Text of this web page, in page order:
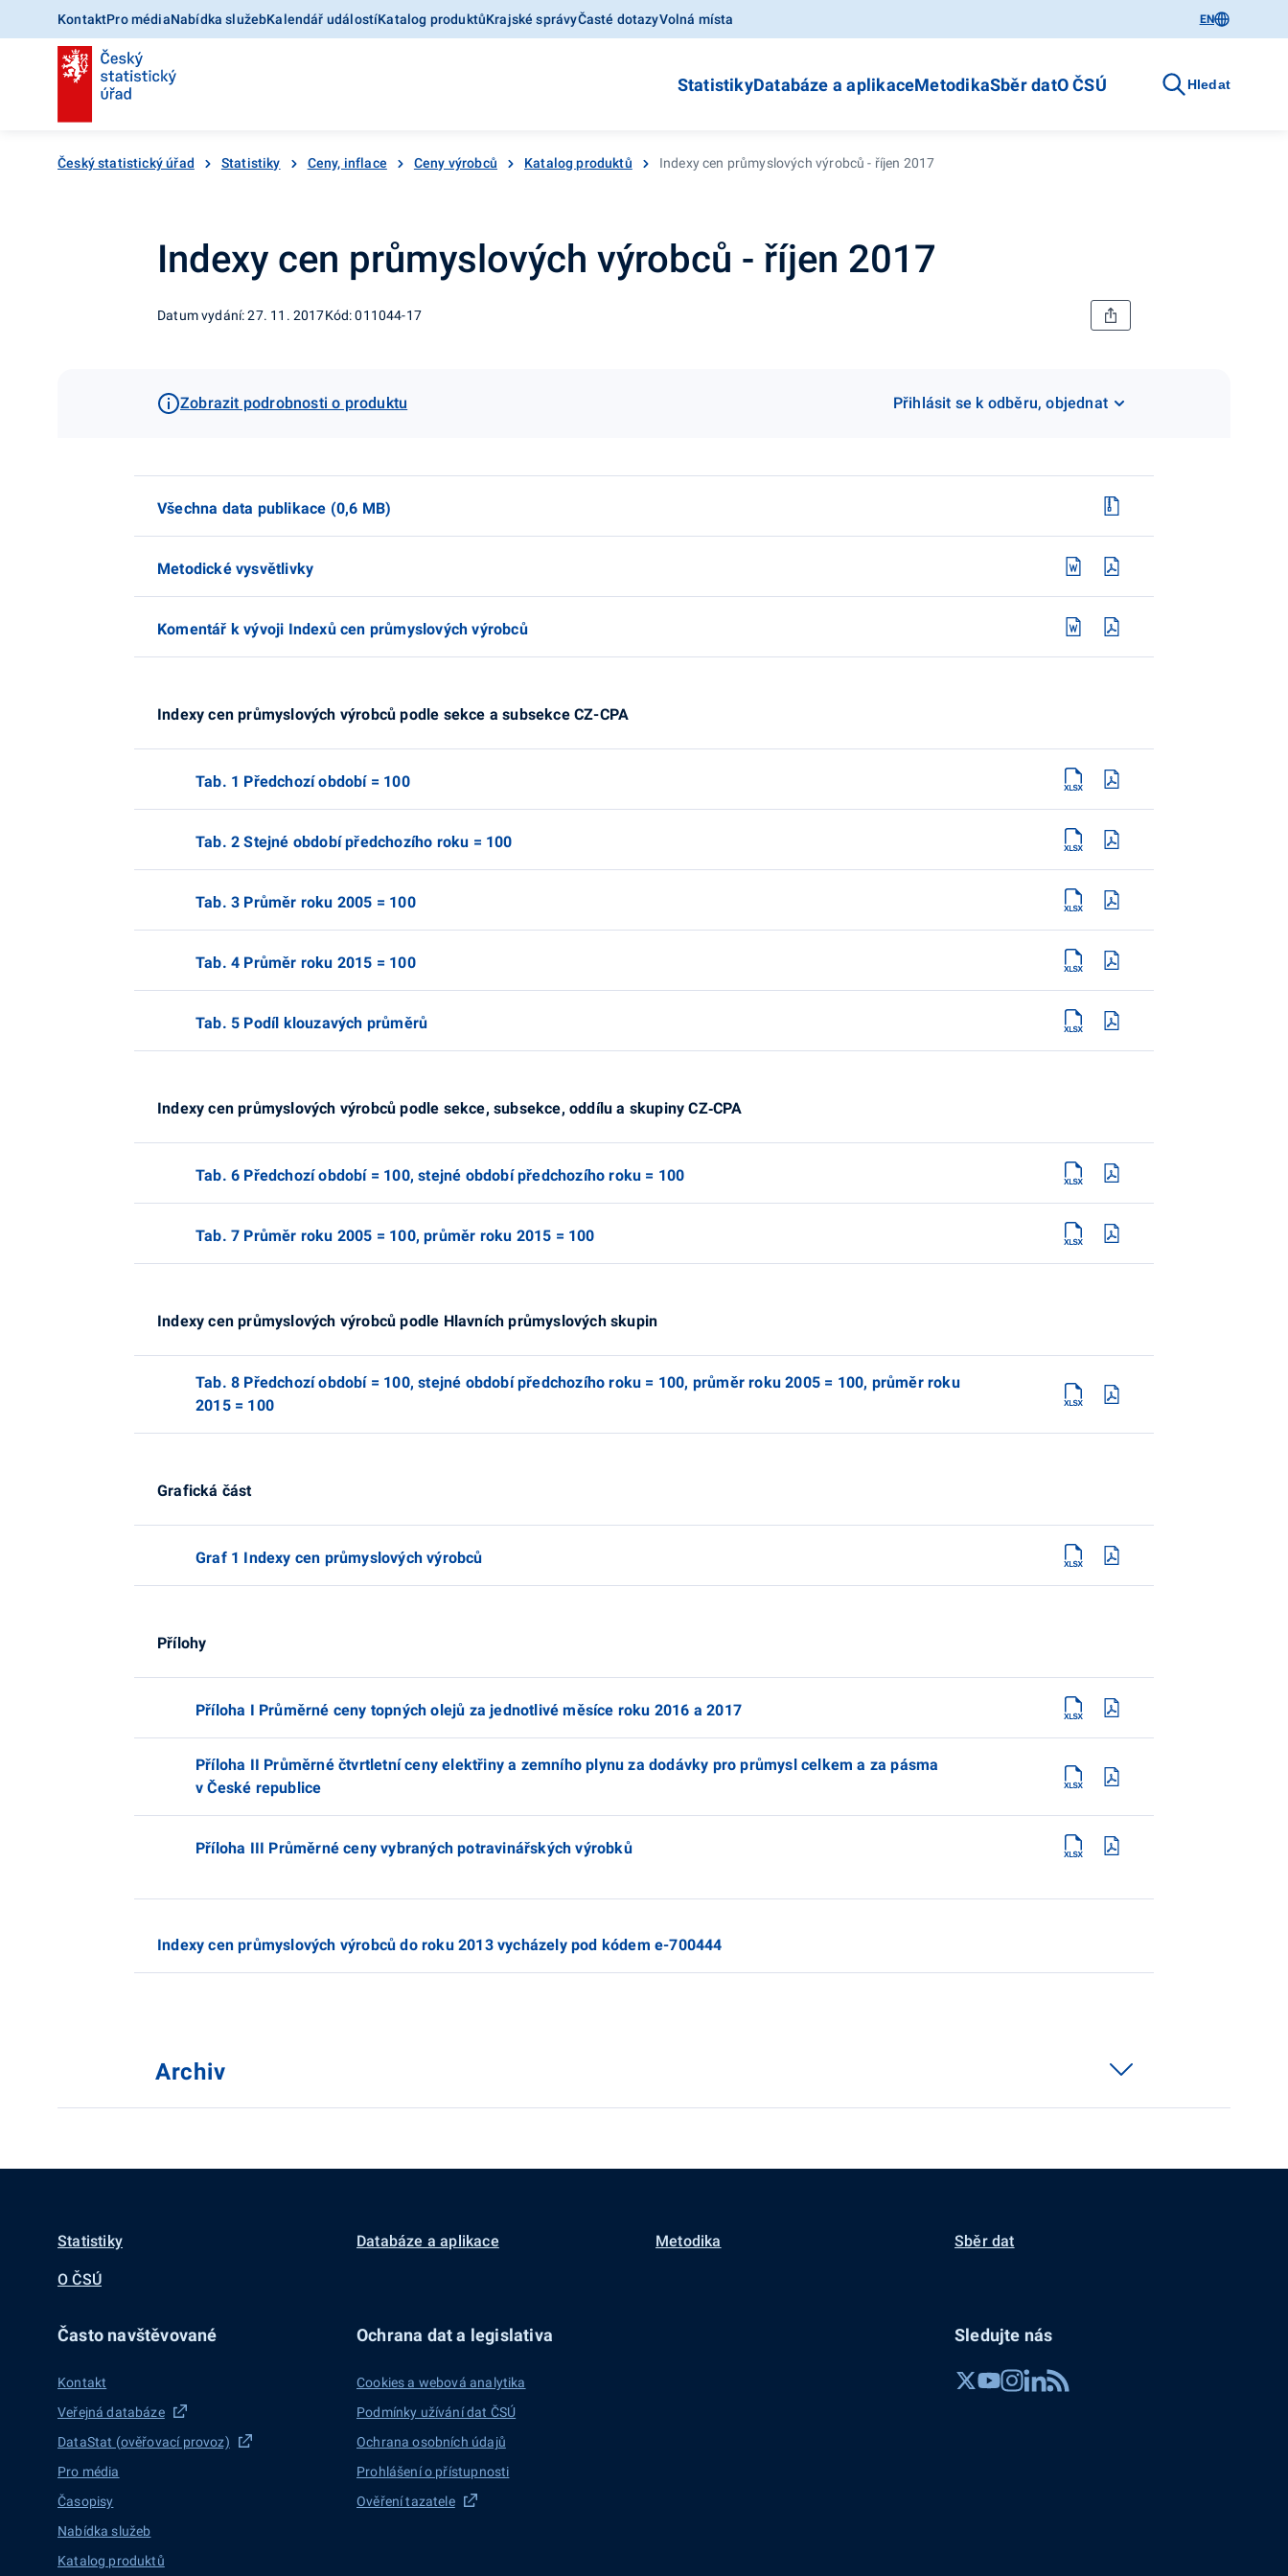
KontaktPro médiaNabídka služebKalendář událostíKatalog produktůKrajské správyČasté dotazyVolná místa EN
StatistikyDatabáze a aplikaceMetodikaSběr datO ČSÚ Hledat
Český statistický úřad Statistiky Ceny, inflace Ceny výrobců Katalog produktů Indexy cen průmyslových výrobců - říjen 2017
Indexy cen průmyslových výrobců - říjen 2017
Datum vydání: 27. 11. 2017Kód: 011044-17
Zobrazit podrobnosti o produktu Přihlásit se k odběru, objednat
Všechna data publikace (0,6 MB)
Metodické vysvětlivky
Komentář k vývoji Indexů cen průmyslových výrobců
Indexy cen průmyslových výrobců podle sekce a subsekce CZ-CPA
Tab. 1 Předchozí období = 100
Tab. 2 Stejné období předchozího roku = 100
Tab. 3 Průměr roku 2005 = 100
Tab. 4 Průměr roku 2015 = 100
Tab. 5 Podíl klouzavých průměrů
Indexy cen průmyslových výrobců podle sekce, subsekce, oddílu a skupiny CZ‑CPA
Tab. 6 Předchozí období = 100, stejné období předchozího roku = 100
Tab. 7 Průměr roku 2005 = 100, průměr roku 2015 = 100
Indexy cen průmyslových výrobců podle Hlavních průmyslových skupin
Tab. 8 Předchozí období = 100, stejné období předchozího roku = 100, průměr roku 2005 = 100, průměr roku
2015 = 100
Grafická část
Graf 1 Indexy cen průmyslových výrobců
Přílohy
Příloha I Průměrné ceny topných olejů za jednotlivé měsíce roku 2016 a 2017
Příloha II Průměrné čtvrtletní ceny elektřiny a zemního plynu za dodávky pro průmysl celkem a za pásma
v České republice
Příloha III Průměrné ceny vybraných potravinářských výrobků
Indexy cen průmyslových výrobců do roku 2013 vycházely pod kódem e-700444
Archiv
Statistiky Databáze a aplikace Metodika Sběr dat
O ČSÚ
Často navštěvované
Kontakt
Veřejná databáze
DataStat (ověřovací provoz)
Pro média
Časopisy
Nabídka služeb
Katalog produktů
Ochrana dat a legislativa
Cookies a webová analytika
Podmínky užívání dat ČSÚ
Ochrana osobních údajů
Prohlášení o přístupnosti
Ověření tazatele
Sledujte nás